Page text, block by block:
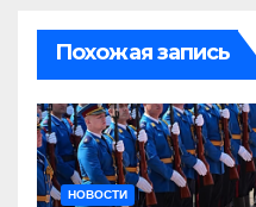
Похожая запись
НОВОСТИ